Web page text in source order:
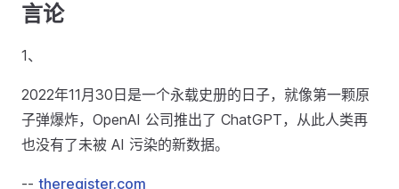
言论
1、
2022年11月30日是一个永载史册的日子，就像第一颗原
子弹爆炸，OpenAI 公司推出了 ChatGPT，从此人类再
也没有了未被 AI 污染的新数据。
-- theregister.com